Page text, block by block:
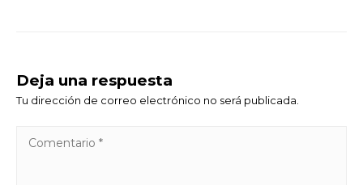
Deja una respuesta
Tu dirección de correo electrónico no será publicada.